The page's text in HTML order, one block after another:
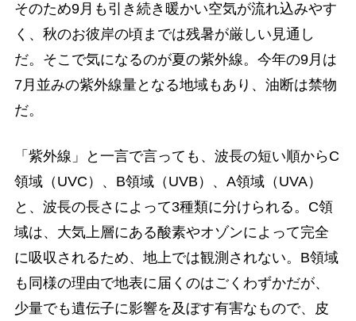
そのため9月も引き続き暖かい空気が流れ込みやす
く、秋のお彼岸の頃までは残暑が厳しい見通し
だ。そこで気になるのが夏の紫外線。今年の9月は
7月並みの紫外線量となる地域もあり、油断は禁物
だ。
「紫外線」と一言で言っても、波長の短い順からC
領域（UVC）、B領域（UVB）、A領域（UVA）
と、波長の長さによって3種類に分けられる。C領
域は、大気上層にある酸素やオゾンによって完全
に吸収されるため、地上では観測されない。B領域
も同様の理由で地表に届くのはごくわずかだが、
少量でも遺伝子に影響を及ぼす有害なもので、皮